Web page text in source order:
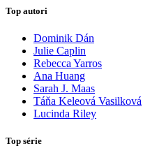
Top autori
Dominik Dán
Julie Caplin
Rebecca Yarros
Ana Huang
Sarah J. Maas
Táňa Keleová Vasilková
Lucinda Riley
Top série